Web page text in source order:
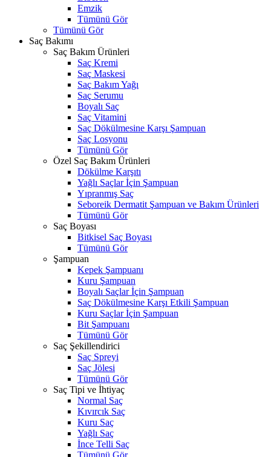
Emzik
Tümünü Gör
Tümünü Gör
Saç Bakımı
Saç Bakım Ürünleri
Saç Kremi
Saç Maskesi
Saç Bakım Yağı
Saç Serumu
Boyalı Saç
Saç Vitamini
Saç Dökülmesine Karşı Şampuan
Saç Losyonu
Tümünü Gör
Özel Saç Bakım Ürünleri
Dökülme Karşıtı
Yağlı Saçlar İçin Şampuan
Yıpranmış Saç
Seboreik Dermatit Şampuan ve Bakım Ürünleri
Tümünü Gör
Saç Boyası
Bitkisel Saç Boyası
Tümünü Gör
Şampuan
Kepek Şampuanı
Kuru Şampuan
Boyalı Saçlar İçin Şampuan
Saç Dökülmesine Karşı Etkili Şampuan
Kuru Saçlar İçin Şampuan
Bit Şampuanı
Tümünü Gör
Saç Şekillendirici
Saç Spreyi
Saç Jölesi
Tümünü Gör
Saç Tipi ve İhtiyaç
Normal Saç
Kıvırcık Saç
Kuru Saç
Yağlı Saç
İnce Telli Saç
Tümünü Gör